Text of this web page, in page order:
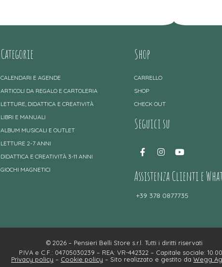
Categorie
CALENDARI E AGENDE
ARTICOLI DA REGALO E CARTOLERIA
LETTURE, DIDATTICA E CREATIVITÀ
LIBRI E MANUALI
ALBUM MUSICALI E OUTLET
LETTURE 2-7 ANNI
DIDATTICA E CREATIVITÀ 3-11 ANNI
GIOCHI MAGNETICI
Shop
CARRELLO
SHOP
CHECK OUT
Seguici su
Assistenza Clienti e
+39 378 0877735
© 2026 – Pensieri Belli Store s.r.l. Tutti i diritti riservati
P.IVA e C.F.: 04705030239 – REA: VR-442322 – Capitale sociale:
Privacy policy – Cookie policy – Sito realizzato e gestito da Wegg